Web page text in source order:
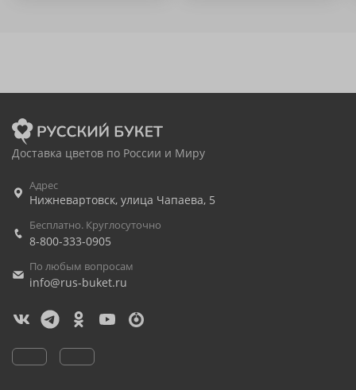
Доставка цветов по России и Миру
Адрес
Нижневартовск, улица Чапаева, 5
Бесплатно. Круглосуточно
8-800-333-0905
По любым вопросам
info@rus-buket.ru